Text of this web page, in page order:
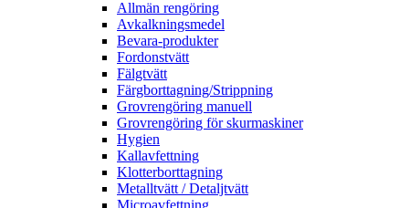
Allmän rengöring
Avkalkningsmedel
Bevara-produkter
Fordonstvätt
Fälgtvätt
Färgborttagning/Strippning
Grovrengöring manuell
Grovrengöring för skurmaskiner
Hygien
Kallavfettning
Klotterborttagning
Metalltvätt / Detaljtvätt
Microavfettning